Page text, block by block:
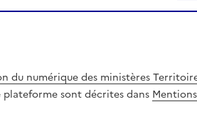
du numérique des ministères
plateforme sont décrites dans